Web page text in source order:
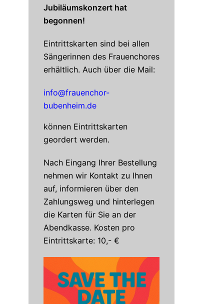
Jubiläumskonzert hat
begonnen!
Eintrittskarten sind bei allen
Sängerinnen des Frauenchores
erhältlich. Auch über die Mail:
info@frauenchor-
bubenheim.de
können Eintrittskarten
geordert werden.
Nach Eingang Ihrer Bestellung
nehmen wir Kontakt zu Ihnen
auf, informieren über den
Zahlungsweg und hinterlegen
die Karten für Sie an der
Abendkasse. Kosten pro
Eintrittskarte: 10,- €